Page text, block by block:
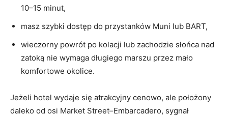
10–15 minut,
masz szybki dostęp do przystanków Muni lub BART,
wieczorny powrót po kolacji lub zachodzie słońca nad
zatoką nie wymaga długiego marszu przez mało
komfortowe okolice.
Jeżeli hotel wydaje się atrakcyjny cenowo, ale położony
daleko od osi Market Street–Embarcadero, sygnał